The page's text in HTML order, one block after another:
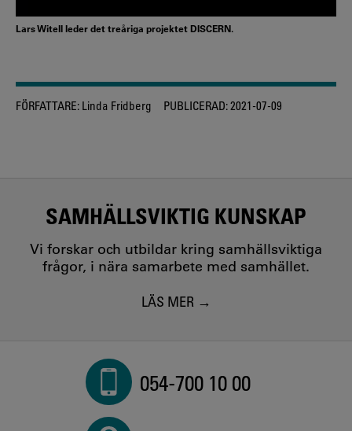
Lars Witell leder det treåriga projektet DISCERN.
FÖRFATTARE: Linda Fridberg PUBLICERAD:2021-07-09
SAMHÄLLSVIKTIG KUNSKAP
Vi forskar och utbildar kring samhällsviktiga
frågor, i nära samarbete med samhället.
LÄS MER
054-700 10 00